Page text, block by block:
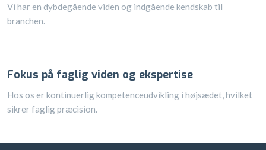
Vi har en dybdegående viden og indgående kendskab til
branchen.
Fokus på faglig viden og ekspertise
Hos os er kontinuerlig kompetenceudvikling i højsædet, hvilket
sikrer faglig præcision.